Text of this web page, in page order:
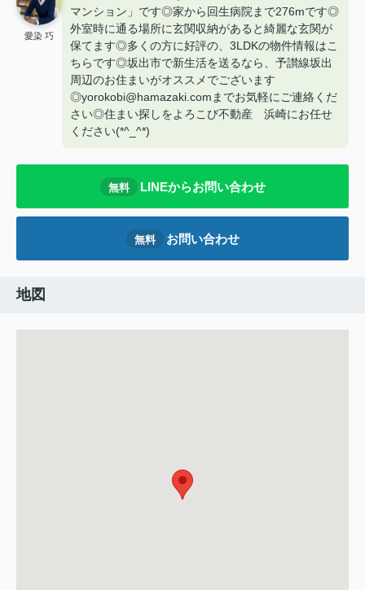
愛染 巧
マンション」です◎家から回生病院まで276mです◎
外室時に通る場所に玄関収納があると綺麗な玄関が
保てます◎多くの方に好評の、3LDKの物件情報はこ
ちらです◎坂出市で新生活を送るなら、予讃線坂出
周辺のお住まいがオススメでございます
◎yorokobi@hamazaki.comまでお気軽にご連絡くだ
さい◎住まい探しをよろこび不動産 浜崎にお任せ
ください(*^_^*)
無料 LINEからお問い合わせ
無料 お問い合わせ
地図